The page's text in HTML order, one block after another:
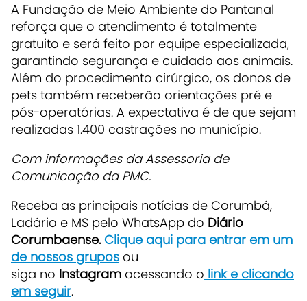
A Fundação de Meio Ambiente do Pantanal
reforça que o atendimento é totalmente
gratuito e será feito por equipe especializada,
garantindo segurança e cuidado aos animais.
Além do procedimento cirúrgico, os donos de
pets também receberão orientações pré e
pós-operatórias. A expectativa é de que sejam
realizadas 1.400 castrações no município.
Com informações da Assessoria de
Comunicação da PMC.
Receba as principais notícias de Corumbá,
Ladário e MS pelo WhatsApp do Diário
Corumbaense.Clique aqui para entrar em um
de nossos grupos ou
siga no Instagram acessando o link e clicando
em seguir.